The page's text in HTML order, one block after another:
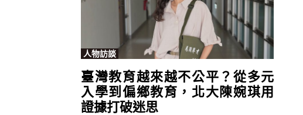
人物訪談
臺灣教育越來越不公平？從多元
入學到偏鄉教育，北大陳婉琪用
證據打破迷思